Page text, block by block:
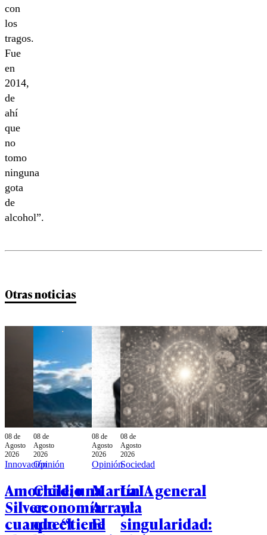
con
los
tragos.
Fue
en
2014,
de
ahí
que
no
tomo
ninguna
gota
de
alcohol”.
Otras noticias
08 de
Agosto
2026
Innovación
Amoricidio
Silver:
cuando el
08 de
Agosto
2026
Opinión
Chile, una
economía
que “tiene
08 de
Agosto
2026
Opinión
Martín
Arrau:
El
08 de
Agosto
2026
Sociedad
La IA general
y la
singularidad: